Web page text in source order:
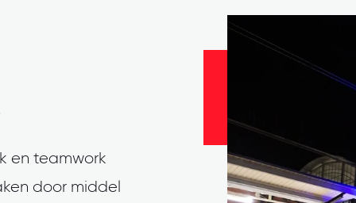
en teamwork
door middel